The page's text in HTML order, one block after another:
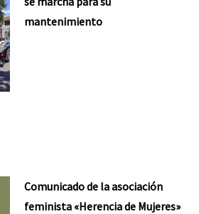
mantenimiento
Comunicado de la asociación
feminista «Herencia de Mujeres»